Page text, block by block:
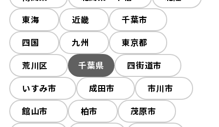
現場ブログ お客様の声
補助金情報
その他工事
東海
近畿
千葉市
四国
九州
東京都
荒川区
千葉県
四街道市
いすみ市
成田市
市川市
館山市
柏市
茂原市